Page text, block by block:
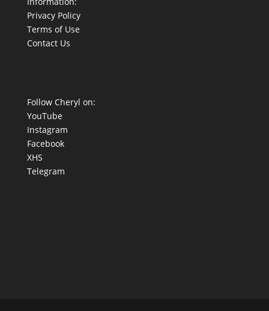
Privacy Policy
Terms of Use
Contact Us
Follow Cheryl on:
YouTube
Instagram
Facebook
XHS
Telegram